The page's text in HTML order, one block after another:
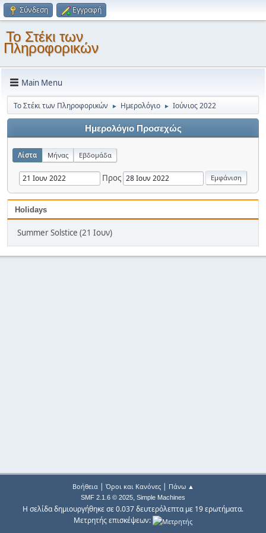
Σύνδεση Εγγραφή
Το Στέκι των
Πληροφορικών
Main Menu
Το Στέκι των Πληροφορικών ► Ημερολόγιο ► Ιούνιος 2022
Ημερολόγιο Προσεχώς
Λίστα Μήνας Εβδομάδα
Προς
Holidays
Summer Solstice (21 Ιουν)
Βοήθεια| Όροι και Κανόνες| Πάνω ▲
SMF 2.1.6 © 2025, Simple Machines
Η σελίδα δημιουργήθηκε σε 0.037 δευτερόλεπτα με 19 ερωτήματα.
Μετρητής επισκέψεων: